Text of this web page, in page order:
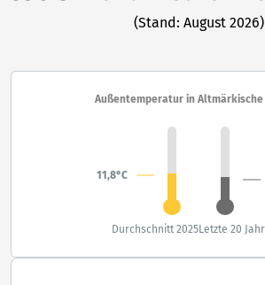
(Stand: August 2026)
Außentemperatur in Altmärkische
11,8°C
Durchschnitt 2025Letzte 20